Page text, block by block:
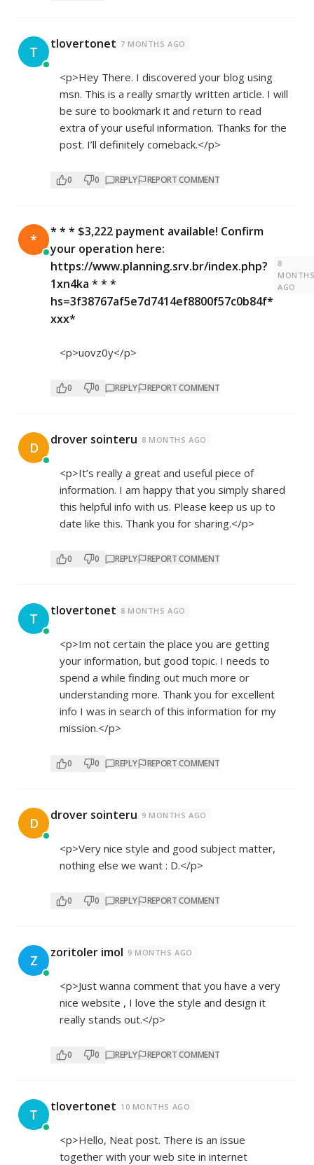
T tlovertonet 7 MONTHS AGO
<p>Hey There. I discovered your blog using
msn. This is a really smartly written article. I will
be sure to bookmark it and return to read
extra of your useful information. Thanks for the
post. I’ll definitely comeback.</p>
0 0 REPLY REPORT COMMENT
*
* * * $3,222 payment available! Confirm
your operation here:
https://www.planning.srv.br/index.php?
1xn4ka * * *
hs=3f38767af5e7d7414ef8800f57c0b84f*
ххх*
8
AGO
<p>uovz0y</p>
0 0 REPLY REPORT COMMENT
D drover sointeru 8 MONTHS AGO
<p>It’s really a great and useful piece of
information. I am happy that you simply shared
this helpful info with us. Please keep us up to
date like this. Thank you for sharing.</p>
0 0 REPLY REPORT COMMENT
T tlovertonet 8 MONTHS AGO
<p>Im not certain the place you are getting
your information, but good topic. I needs to
spend a while finding out much more or
understanding more. Thank you for excellent
info I was in search of this information for my
mission.</p>
0 0 REPLY REPORT COMMENT
D drover sointeru 9 MONTHS AGO
<p>Very nice style and good subject matter,
nothing else we want : D.</p>
0 0 REPLY REPORT COMMENT
Z zoritoler imol 9 MONTHS AGO
<p>Just wanna comment that you have a very
nice website , I love the style and design it
really stands out.</p>
0 0 REPLY REPORT COMMENT
T tlovertonet 10 MONTHS AGO
<p>Hello, Neat post. There is an issue
together with your web site in internet